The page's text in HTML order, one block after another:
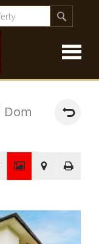
firmie
Oferty
Oferty
Dom